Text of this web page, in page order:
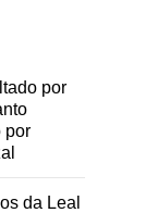
por
por
da Leal